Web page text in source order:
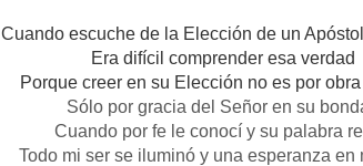
Cuando escuche de la Elección de un
Era difícil comprender esa verdad
Porque creer en su Elección no es por obra
Sólo por gracia del Señor en su
Cuando por fe le conocí y su palabra
Todo mi ser se iluminó y una esperanza en